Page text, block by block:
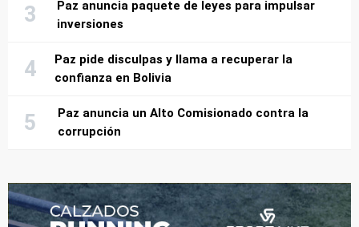
Paz anuncia paquete de leyes para impulsar
inversiones
Paz pide disculpas y llama a recuperar la
confianza en Bolivia
Paz anuncia un Alto Comisionado contra la
corrupción